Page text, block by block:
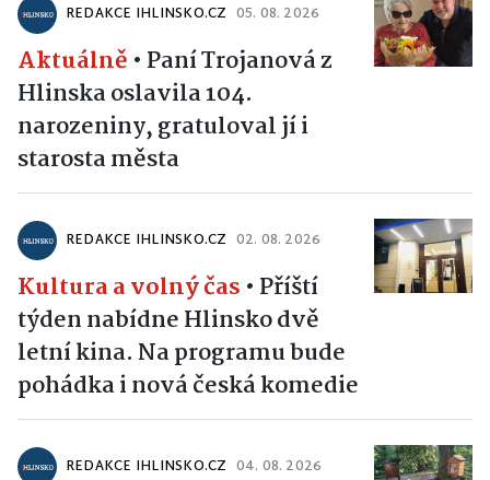
REDAKCE IHLINSKO.CZ 05. 08. 2026
Aktuálně • Paní Trojanová z
Hlinska oslavila 104.
narozeniny, gratuloval jí i
starosta města
REDAKCE IHLINSKO.CZ 02. 08. 2026
Kultura a volný čas • Příští
týden nabídne Hlinsko dvě
letní kina. Na programu bude
pohádka i nová česká komedie
REDAKCE IHLINSKO.CZ 04. 08. 2026